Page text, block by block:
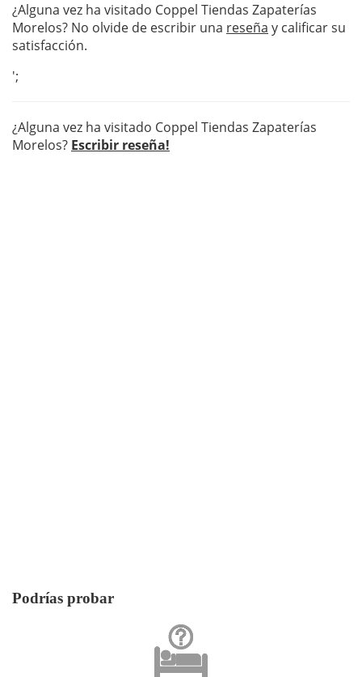
¿Alguna vez ha visitado Coppel Tiendas Zapaterías
Morelos? No olvide de escribir una reseña y calificar su
satisfacción.
';
¿Alguna vez ha visitado Coppel Tiendas Zapaterías
Morelos? Escribir reseña!
Podrías probar